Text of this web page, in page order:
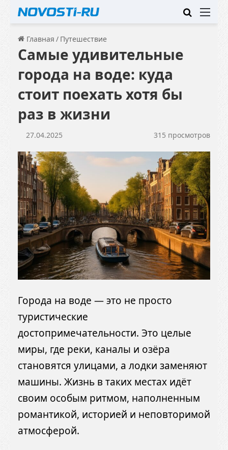
Искать
Главная / Путешествие
Самые удивительные
города на воде: куда
стоит поехать хотя бы
раз в жизни
27.04.2025 315 просмотров
Города на воде — это не просто
туристические
достопримечательности. Это целые
миры, где реки, каналы и озёра
становятся улицами, а лодки заменяют
машины. Жизнь в таких местах идёт
своим особым ритмом, наполненным
романтикой, историей и неповторимой
атмосферой.